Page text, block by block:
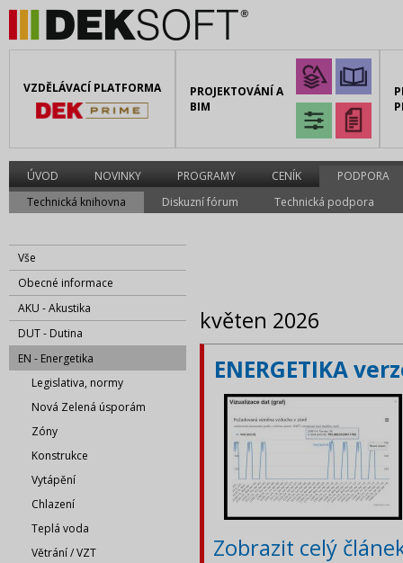
VZDĚLÁVACÍ PLATFORMA
PROJEKTOVÁNÍ A
BIM
ÚVOD NOVINKY PROGRAMY CENÍK
PODPORA
Technická knihovna
Diskuzní fórum Technická podpora
Vše
Obecné informace
AKU - Akustika
DUT - Dutina
EN - Energetika
Legislativa, normy
Nová Zelená úsporám
Zóny
Konstrukce
Vytápění
Chlazení
Teplá voda
Větrání / VZT
květen 2026
ENERGETIKA
Zobrazit celý